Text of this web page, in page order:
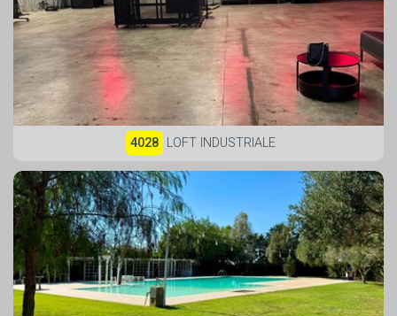
4028 LOFT INDUSTRIALE